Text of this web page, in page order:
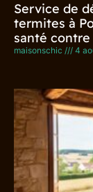
Service de
termites à
santé
maisonschic 4